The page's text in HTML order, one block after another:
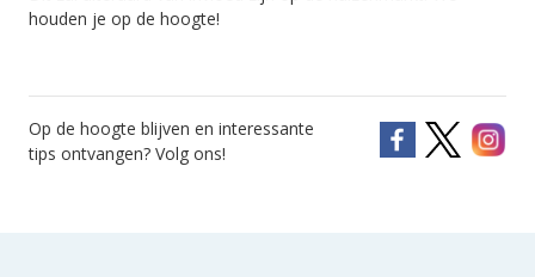
houden je op de hoogte!
Op de hoogte blijven en interessante
tips ontvangen? Volg ons!